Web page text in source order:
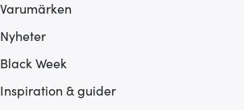
Varumärken
Nyheter
Black Week
Inspiration & guider